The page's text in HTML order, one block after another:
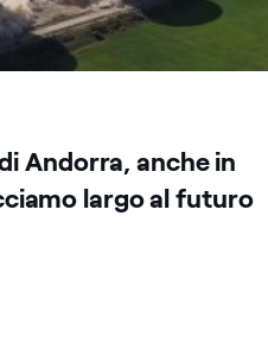
Andorra, anche in
largo al futuro